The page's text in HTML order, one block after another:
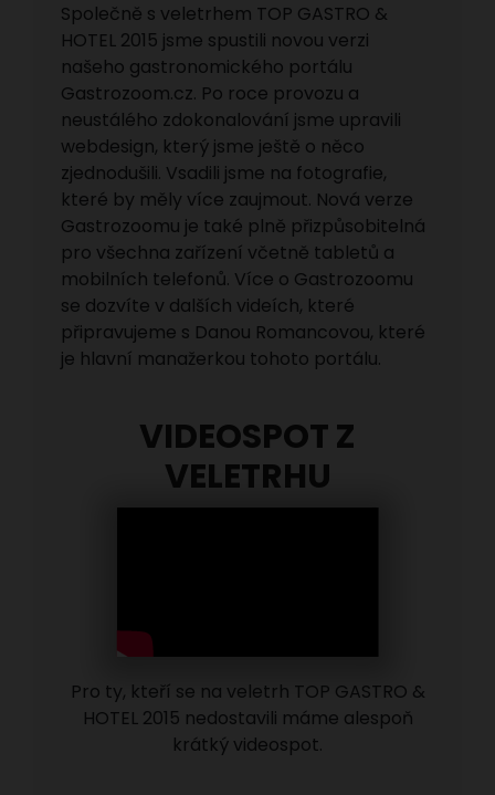
Společně s veletrhem TOP GASTRO &
HOTEL 2015 jsme spustili novou verzi
našeho gastronomického portálu
Gastrozoom.cz. Po roce provozu a
neustálého zdokonalování jsme upravili
webdesign, který jsme ještě o něco
zjednodušili. Vsadili jsme na fotografie,
které by měly více zaujmout. Nová verze
Gastrozoomu je také plně přizpůsobitelná
pro všechna zařízení včetně tabletů a
mobilních telefonů. Více o Gastrozoomu
se dozvíte v dalších videích, které
připravujeme s Danou Romancovou, které
je hlavní manažerkou tohoto portálu.
VIDEOSPOT Z
VELETRHU
Pro ty, kteří se na veletrh TOP GASTRO &
HOTEL 2015 nedostavili máme alespoň
krátký videospot.